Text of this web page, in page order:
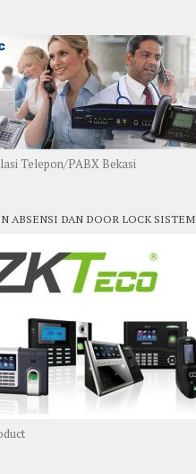
Telepon/PABX Bekasi
ABSENSI DAN DOOR LOCK SISTEM